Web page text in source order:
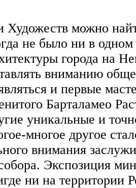
можно
не было ни в
города на
вниманию
и первые
Барталамео
уникальные и
многое другое
внимания
Экспозиция
ни на территории